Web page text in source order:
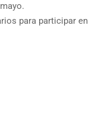
para participar en